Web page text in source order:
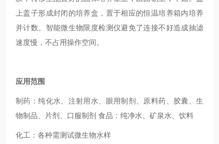
上盖子形成封闭的培养盒，置于相应的恒温培养箱内培养
并计数。智能微生物限度检测仪避免了连接不好造成抽滤
速度慢，不占用操作空间。
应用范围
制药：纯化水、注射用水、眼用制剂、原料药、胶囊、生
物制品、片剂、口服制剂 食品：纯净水、矿泉水、饮料
化工：各种需测试微生物水样